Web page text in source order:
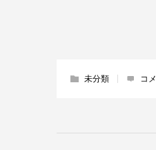
未分類 コ